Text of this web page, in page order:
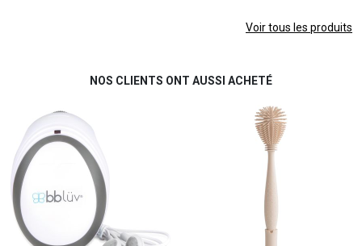
Voir tous les produits
NOS CLIENTS ONT AUSSI ACHETÉ